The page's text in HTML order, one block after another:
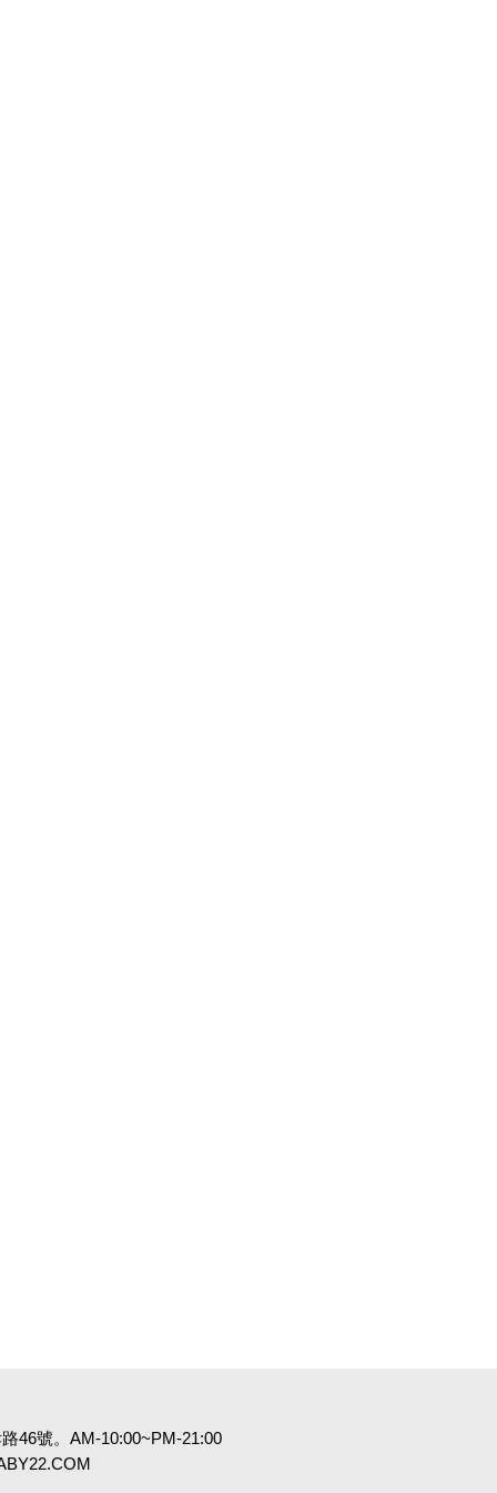
46號。AM-10:00~PM-21:00